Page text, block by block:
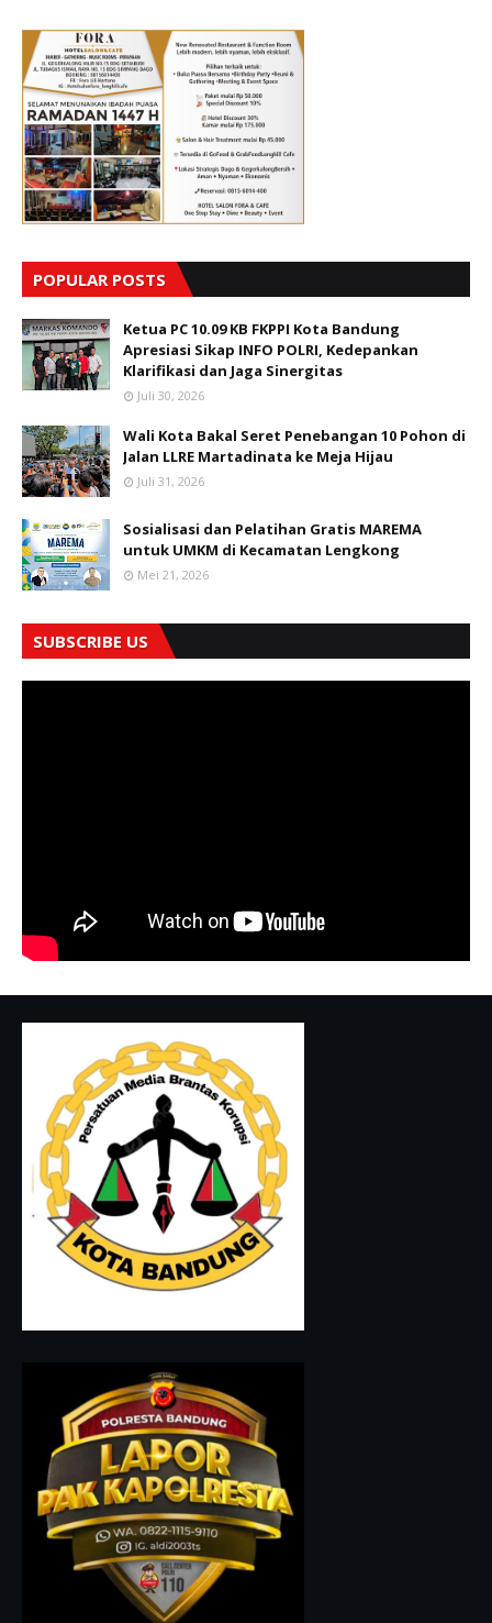
POPULAR POSTS
Ketua PC 10.09 KB FKPPI Kota Bandung
Apresiasi Sikap INFO POLRI, Kedepankan
Klarifikasi dan Jaga Sinergitas
Juli 30, 2026
Wali Kota Bakal Seret Penebangan 10 Pohon di
Jalan LLRE Martadinata ke Meja Hijau
Juli 31, 2026
Sosialisasi dan Pelatihan Gratis MAREMA
untuk UMKM di Kecamatan Lengkong
Mei 21, 2026
SUBSCRIBE US